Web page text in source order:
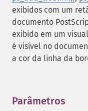
exibidos com um
documento
exibido em um
é visível no
a cor da linha da
Parâmetros